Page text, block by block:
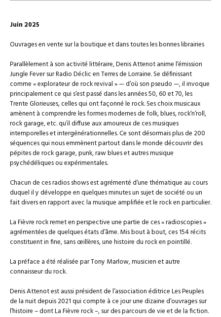
Juin 2025
Ouvrages en vente sur la boutique et dans toutes les bonnes librairies
Parallèlement à son activité littéraire, Denis Attenot anime l’émission
Jungle Fever sur Radio Déclic en Terres de Lorraine. Se définissant
comme « explorateur de rock revival » — d’où son pseudo —, il invoque
principalement ce qui s’est passé dans les années 50, 60 et 70, les
Trente Glorieuses, celles qui ont façonné le rock. Ses choix musicaux
amènent à comprendre les formes modernes de folk, blues, rock’n’roll,
rock garage, etc. qu’il diffuse aux amoureux de ces musiques
intemporelles et intergénérationnelles. Ce sont désormais plus de 200
séquences qui nous emmènent partout dans le monde découvrir des
pépites de rock garage, punk, raw blues et autres musique
psychédéliques ou expérimentales.
Chacun de ces radios shows est agrémenté d’une thématique au cours
duquel il y développe en quelques minutes un sujet de société ou un
fait divers en rapport avec la musique amplifiée et le rock en particulier.
La Fièvre rock remet en perspective une partie de ces « radioscopies »
agrémentées de quelques états d’âme. Mis bout à bout, ces 154 récits
constituent in fine, sans œillères, une histoire du rock en pointillé.
La préface a été réalisée par Tony Marlow, musicien et autre
connaisseur du rock.
Denis Attenot est aussi président de l’association éditrice Les Peuples
de la nuit depuis 2021 qui compte à ce jour une dizaine d’ouvrages sur
l’histoire – dont La Fièvre rock –, sur des parcours de vie et de la fiction.